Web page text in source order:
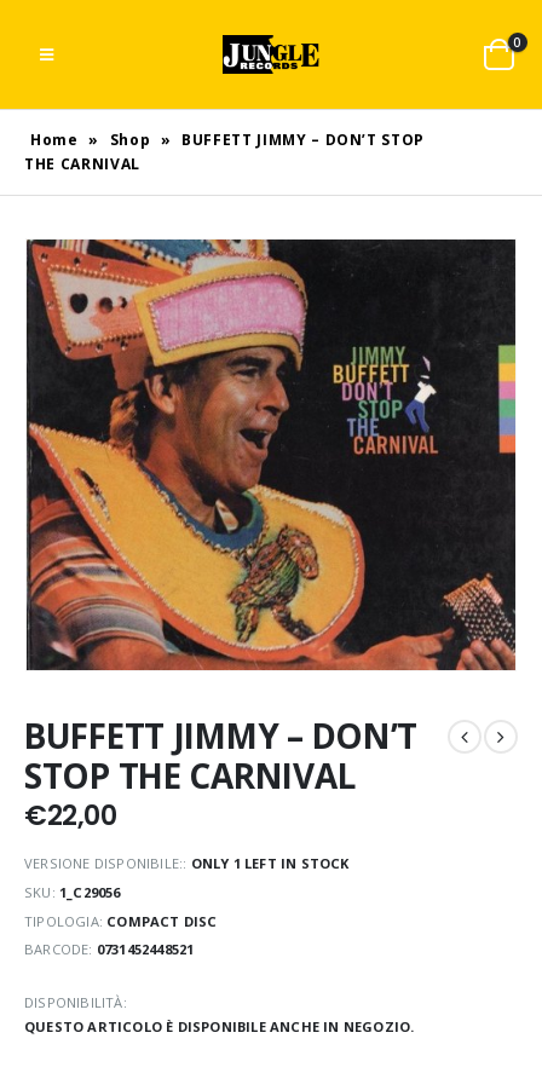
0
Home » Shop »
BUFFETT JIMMY – DON’T STOP
THE CARNIVAL
BUFFETT JIMMY – DON’T
STOP THE CARNIVAL
€22,00
VERSIONE DISPONIBILE:: ONLY 1 LEFT IN STOCK
SKU: 1_C29056
TIPOLOGIA: COMPACT DISC
BARCODE: 0731452448521
DISPONIBILITÀ:
QUESTO ARTICOLO È DISPONIBILE ANCHE IN NEGOZIO.